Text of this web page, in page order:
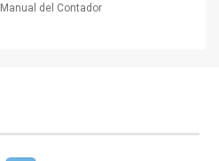
Manual del Contador